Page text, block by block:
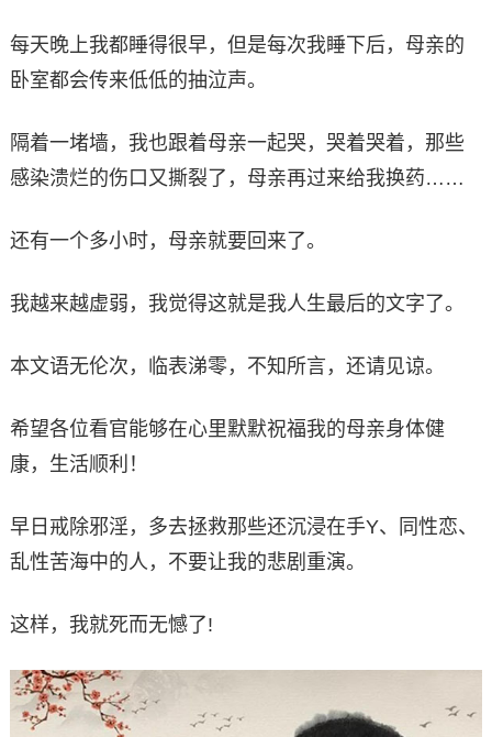
每天晚上我都睡得很早，但是每次我睡下后，母亲的
卧室都会传来低低的抽泣声。
隔着一堵墙，我也跟着母亲一起哭，哭着哭着，那些
感染溃烂的伤口又撕裂了，母亲再过来给我换药……
还有一个多小时，母亲就要回来了。
我越来越虚弱，我觉得这就是我人生最后的文字了。
本文语无伦次，临表涕零，不知所言，还请见谅。
希望各位看官能够在心里默默祝福我的母亲身体健
康，生活顺利！
早日戒除邪淫，多去拯救那些还沉浸在手Y、同性恋、
乱性苦海中的人，不要让我的悲剧重演。
这样，我就死而无憾了!